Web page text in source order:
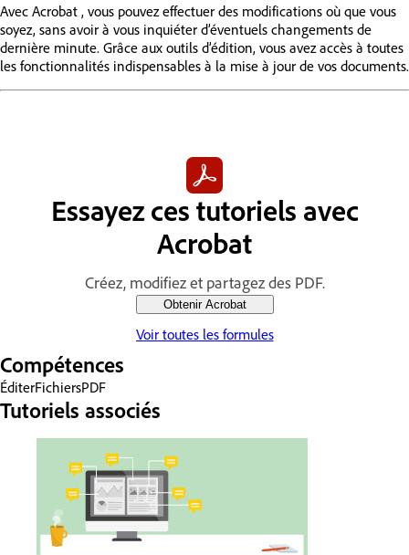
Avec Acrobat , vous pouvez effectuer des modifications où que vous
soyez, sans avoir à vous inquiéter d’éventuels changements de
dernière minute. Grâce aux outils d’édition, vous avez accès à toutes
les fonctionnalités indispensables à la mise à jour de vos documents.
Essayez ces tutoriels avec
Acrobat
Créez, modifiez et partagez des PDF.
Obtenir Acrobat
Voir toutes les formules
Compétences
ÉditerFichiersPDF
Tutoriels associés